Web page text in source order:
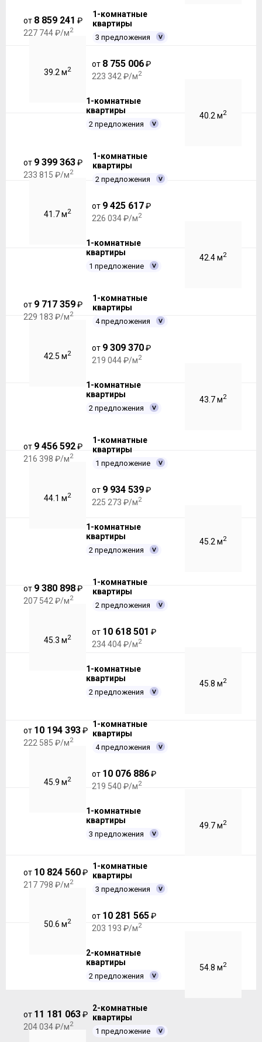
от 8 859 241 ₽
227 744 ₽/м2
1-комнатные
квартиры
3 предложения
39.2 м2
от 8 755 006₽
223 342 ₽/м2
1-комнатные
квартиры
2 предложения
40.2 м2
от 9 399 363₽
233 815 ₽/м2
1-комнатные
квартиры
2 предложения
41.7 м2
от 9 425 617₽
226 034 ₽/м2
1-комнатные
квартиры
1 предложение
42.4 м2
от 9 717 359₽
229 183 ₽/м2
1-комнатные
квартиры
4 предложения
42.5 м2
от 9 309 370₽
219 044 ₽/м2
1-комнатные
квартиры
2 предложения
43.7 м2
от 9 456 592₽
216 398 ₽/м2
1-комнатные
квартиры
1 предложение
44.1 м2
от 9 934 539₽
225 273 ₽/м2
1-комнатные
квартиры
2 предложения
45.2 м2
от 9 380 898₽
207 542 ₽/м2
1-комнатные
квартиры
2 предложения
45.3 м2
от 10 618 501 ₽
234 404 ₽/м2
1-комнатные
квартиры
2 предложения
45.8 м2
от 10 194 393₽
222 585 ₽/м2
1-комнатные
квартиры
4 предложения
45.9 м2
от 10 076 886₽
219 540 ₽/м2
1-комнатные
квартиры
3 предложения
49.7 м2
от 10 824 560₽
217 798 ₽/м2
1-комнатные
квартиры
3 предложения
50.6 м2
от 10 281 565₽
203 193 ₽/м2
2-комнатные
квартиры
2 предложения
54.8 м2
от 11 181 063₽
204 034 ₽/м2
2-комнатные
квартиры
1 предложение